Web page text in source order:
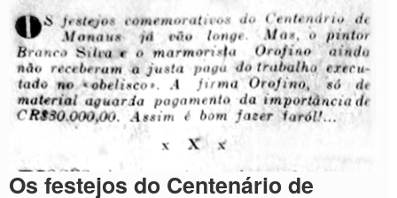
Os festejos do Centenário de